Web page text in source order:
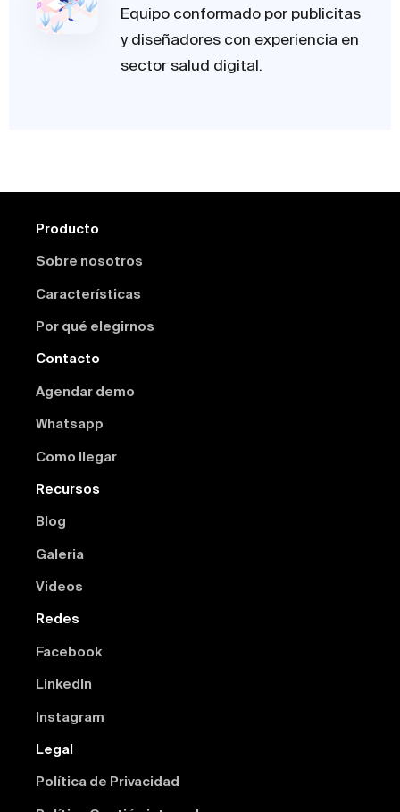
Equipo conformado por publicitas
y diseñadores con experiencia en
sector salud digital.
Producto
Sobre nosotros
Características
Por qué elegirnos
Contacto
Agendar demo
Whatsapp
Como llegar
Recursos
Blog
Galeria
Videos
Redes
Facebook
Linkedln
Instagram
Legal
Política de Privacidad